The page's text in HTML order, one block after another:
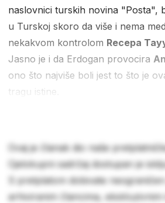
naslovnici turskih novina "Posta",
u Turskoj skoro da više i nema
nekakvom kontrolom Recepa
Jasno je i da Erdogan provocira
ono što najviše boli jest to što je
tragu istine.
Ovaj je članak dio naše
Cjelokupni sadržaj dostupan je
S pretplatom dobivate
arhiviranim člancima, ekskluzivnim